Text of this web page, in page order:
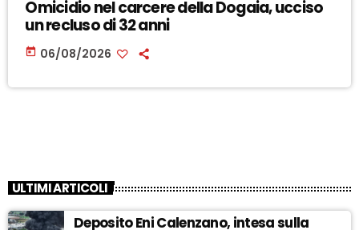
Omicidio nel carcere della Dogaia, ucciso
un recluso di 32 anni
today 06/08/2026
ULTIMI ARTICOLI
Deposito Eni Calenzano, intesa sulla